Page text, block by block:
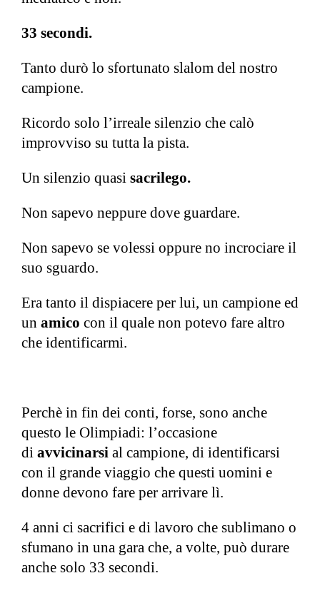
33 secondi.
Tanto durò lo sfortunato slalom del nostro
campione.
Ricordo solo l’irreale silenzio che calò
improvviso su tutta la pista.
Un silenzio quasi sacrilego.
Non sapevo neppure dove guardare.
Non sapevo se volessi oppure no incrociare il
suo sguardo.
Era tanto il dispiacere per lui, un campione ed
un amico con il quale non potevo fare altro
che identificarmi.
Perchè in fin dei conti, forse, sono anche
questo le Olimpiadi: l’occasione
di avvicinarsi al campione, di identificarsi
con il grande viaggio che questi uomini e
donne devono fare per arrivare lì.
4 anni ci sacrifici e di lavoro che sublimano o
sfumano in una gara che, a volte, può durare
anche solo 33 secondi.